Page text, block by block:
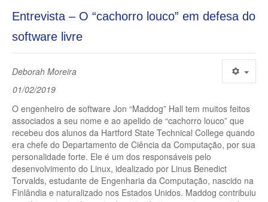
Entrevista – O “cachorro louco” em defesa do
software livre
Deborah Moreira
01/02/2019
O engenheiro de software Jon “Maddog” Hall tem muitos feitos
associados a seu nome e ao apelido de “cachorro louco” que
recebeu dos alunos da Hartford State Technical College quando
era chefe do Departamento de Ciência da Computação, por sua
personalidade forte. Ele é um dos responsáveis pelo
desenvolvimento do Linux, idealizado por Linus Benedict
Torvalds, estudante de Engenharia da Computação, nascido na
Finlândia e naturalizado nos Estados Unidos. Maddog contribuiu